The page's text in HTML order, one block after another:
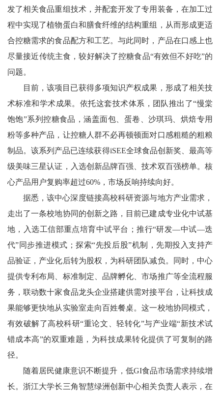
发了相关食品重组技术，并配套开发了专用装备，在加工过
程中实现了植物蛋白和膳食纤维的结构重组，从而形成更适
合控糖需求的食品配方和工艺。与此同时，产品在口感上也
尽量接近传统主食，较好解决了控糖食品“有效但不好吃”的
问题。
目前，该项目已获得多项知识产权成果，形成了相关技
术标准和学术成果。依托这套技术体系，团队推出了“慢棠
饱饱”系列控糖食品，涵盖面包、蛋卷、沙琪玛、烘焙专用
粉等多种产品，让控糖人群不必再顿顿面对口感粗糙的粗粮
制品。该系列产品已连续获得iSEE全球食品创新奖、最高等
级美味三星认证，入选创新品牌百强、技术双百强榜单。核
心产品用户复购率超过60%，市场反响持续向好。
据悉，该中心深度链接高校科研资源与地方产业需求，
走出了一条校地协同的创新之路，目前已建成专业化中试基
地，入选工信部重点培育中试平台；推行“研发—中试—迭
代”同步推进模式；探索“先投后股”机制，先期投入支持产
品验证，产业化后转为股权，为科研团队减负。同时，中心
提供专利布局、标准制定、品牌孵化、市场推广等全流程服
务，联动数十家食品龙头企业搭建供需对接平台，让科技成
果能够更快地从实验室走向百姓餐桌。这一校地协同模式，
有效破解了高校科研“重论文、轻转化”与产业端“新技术试
错成本高”的双重难题，为科技成果转化提供了可复制的路
径。
随着居民健康意识不断提升，低GI食品市场需求持续增
长。浙江大学长三角智慧绿洲创新中心相关负责人表示，在